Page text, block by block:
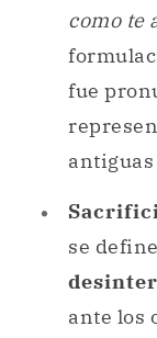
como te
fue
se
ante los